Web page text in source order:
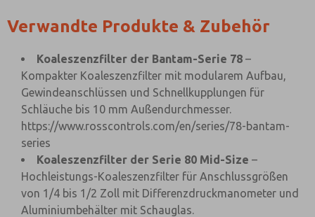
Verwandte Produkte & Zubehör
Koaleszenzfilter der Bantam-Serie 78 –
Kompakter Koaleszenzfilter mit modularem Aufbau,
Gewindeanschlüssen und Schnellkupplungen für
Schläuche bis 10 mm Außendurchmesser.
https://www.rosscontrols.com/en/series/78-bantam-
series
Koaleszenzfilter der Serie 80 Mid-Size –
Hochleistungs-Koaleszenzfilter für Anschlussgrößen
von 1/4 bis 1/2 Zoll mit Differenzdruckmanometer und
Aluminiumbehälter mit Schauglas.